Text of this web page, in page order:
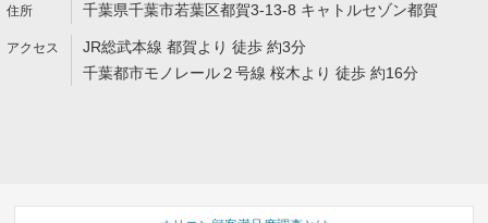
千葉県千葉市若葉区都賀3-13-8 キャトルセゾン都賀
JR総武本線 都賀より 徒歩 約3分
千葉都市モノレール２号線 桜木より 徒歩 約16分